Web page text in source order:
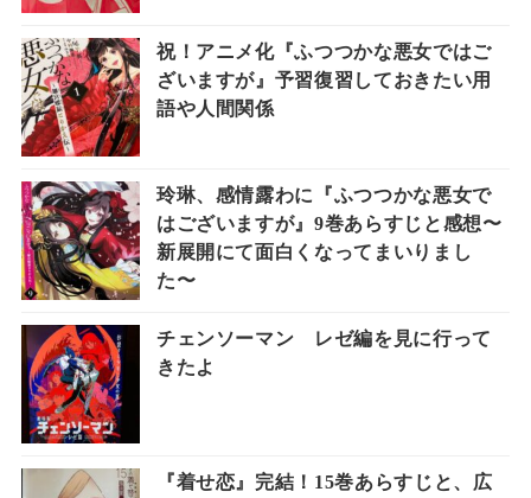
祝！アニメ化『ふつつかな悪女ではご
ざいますが』予習復習しておきたい用
語や人間関係
玲琳、感情露わに『ふつつかな悪女で
はございますが』9巻あらすじと感想〜
新展開にて面白くなってまいりまし
た〜
チェンソーマン レゼ編を見に行って
きたよ
『着せ恋』完結！15巻あらすじと、広